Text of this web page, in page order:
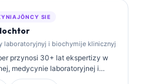
SIE
laboratoryjnyj i biochymije klinicznyj
przynosi 30+ lat ekspertizy w
medycynie laboratoryjnej i
Były Prezes